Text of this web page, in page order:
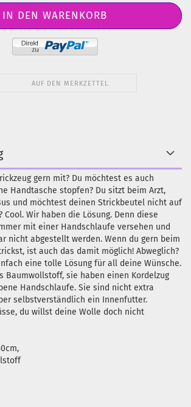
AUF DEN MERKZETTEL
gern mit? Du möchtest es auch
Handtasche stopfen? Du sitzt beim Arzt,
und möchtest deinen Strickbeutel nicht auf
Cool. Wir haben die Lösung. Denn diese
mit einer Handschlaufe versehen und
nicht abgestellt werden. Wenn du gern beim
ist auch das damit möglich! Abweglich?
eine tolle Lösung für all deine Wünsche.
Baumwollstoff, sie haben einen Kordelzug
Handschlaufe. Sie sind nicht extra
selbstverständlich ein Innenfutter.
du willst deine Wolle doch nicht